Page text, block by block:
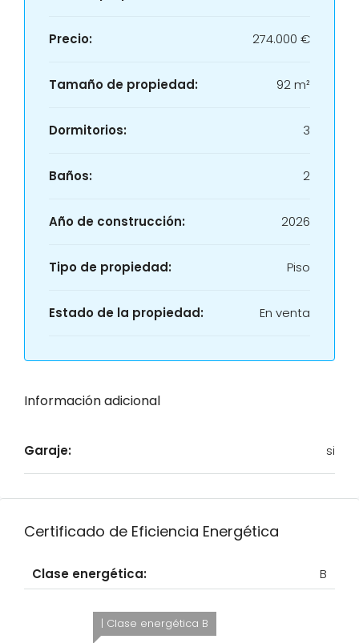
Precio: 274.000 €
Tamaño de propiedad: 92 m²
Dormitorios: 3
Baños: 2
Año de construcción: 2026
Tipo de propiedad: Piso
Estado de la propiedad: En venta
Información adicional
Garaje: si
Certificado de Eficiencia Energética
Clase energética: B
| Clase energética B